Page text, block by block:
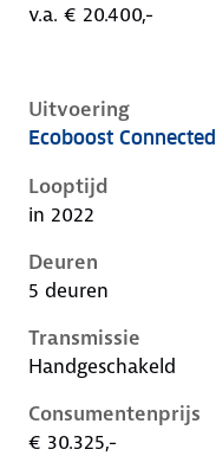
v.a. € 20.400,-
Uitvoering
Ford Focus iv-1e-
Ecoboost
Looptijd
in 2022
Deuren
5 deuren
Transmissie
Handgeschakeld
Consumentenprijs
€ 30.325,-